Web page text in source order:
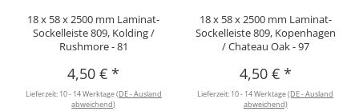
18 x 58 x 2500 mm Laminat-
Sockelleiste 809, Kolding /
Rushmore - 81
4,50 €*
Lieferzeit: 10 - 14 Werktage(DE - Ausland
abweichend)
18 x 58 x 2500 mm Laminat-
Sockelleiste 809, Kopenhagen
/ Chateau Oak - 97
4,50 € *
Lieferzeit: 10 - 14 Werktage(DE - Ausland
abweichend)